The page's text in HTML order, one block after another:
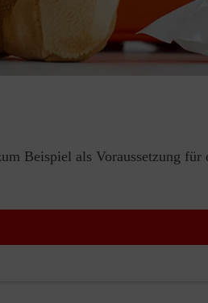
Beispiel als Voraussetzung